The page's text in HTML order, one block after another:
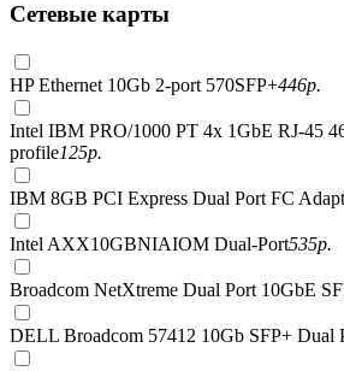
Сетевые карты
HP Ethernet 10Gb 2-port 570SFP+446р.
Intel IBM PRO/1000 PT 4x 1GbE RJ-45
profile125р.
IBM 8GB PCI Express Dual Port FC
Intel AXX10GBNIAIOM Dual-Port535р.
Broadcom NetXtreme Dual Port 10GbE
DELL Broadcom 57412 10Gb SFP+ Dual